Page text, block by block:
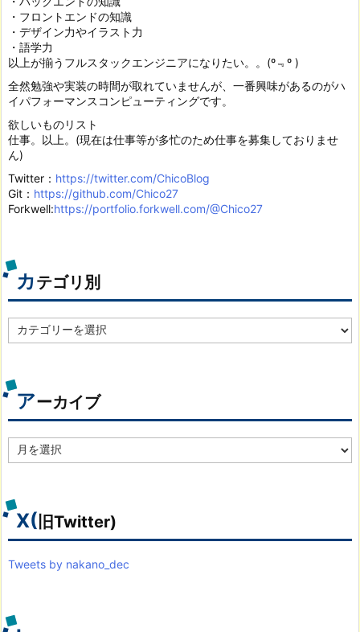
・フロントエンドの知識
・デザイン力やイラスト力
・語学力
以上が揃うフルスタックエンジニアになりたい。。(º﹃º )
全然勉強や実装の時間が取れていませんが、一番興味があるのがハ
イパフォーマンスコンピューティングです。
欲しいものリスト
仕事。以上。(現在は仕事等が多忙のため仕事を募集しておりませ
ん)
Twitter： https://twitter.com/ChicoBlog
Git： https://github.com/Chico27
Forkwell:https://portfolio.forkwell.com/@Chico27
カテゴリ別
テ
別
アーカイブ
ー
ブ
X( 旧Twitter)
Tweets by nakano_dec